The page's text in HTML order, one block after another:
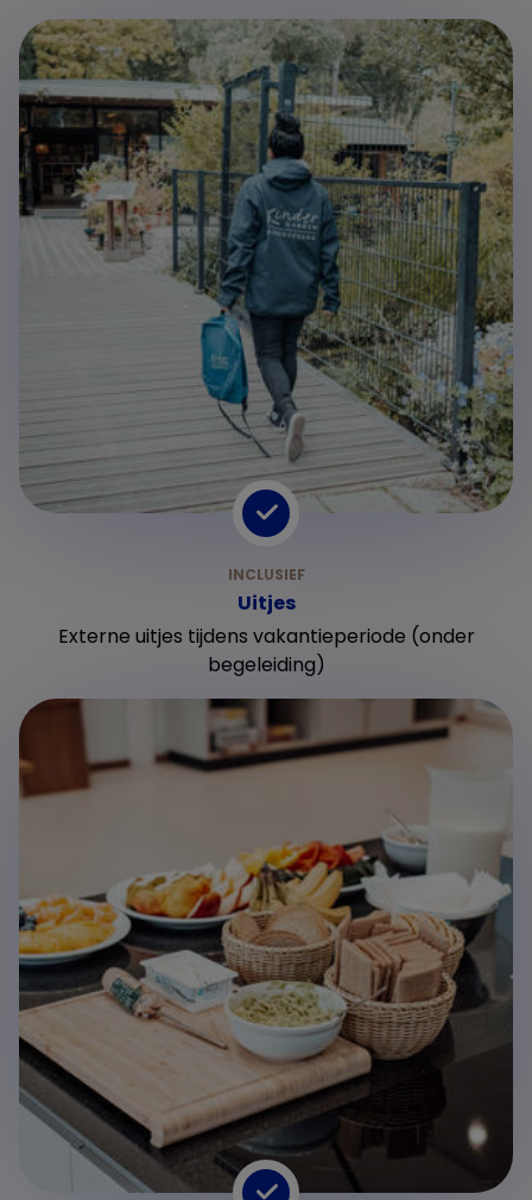
Uitjes
Externe uitjes tijdens vakantieperiode (onder
begeleiding)